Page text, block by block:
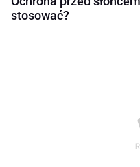
stosować?